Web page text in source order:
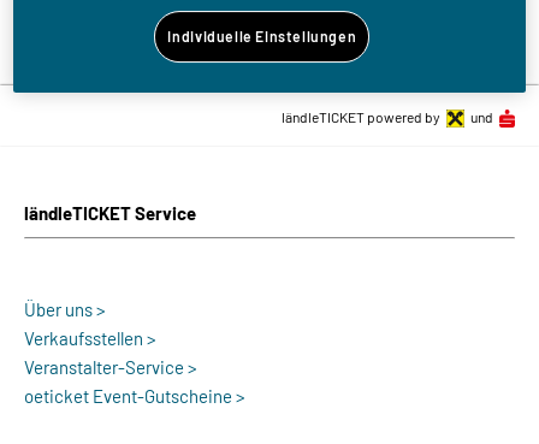
Zurück zur Eventliste
ländleTICKET Service
Über uns >
Verkaufsstellen >
Veranstalter-Service >
oeticket Event-Gutscheine >
ländleTICKET powered by und
Individuelle Einstellungen